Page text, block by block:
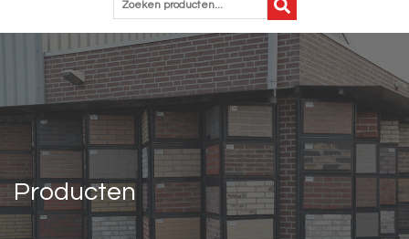
Zoeken producten...
Producten